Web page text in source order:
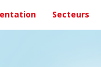
Secteurs